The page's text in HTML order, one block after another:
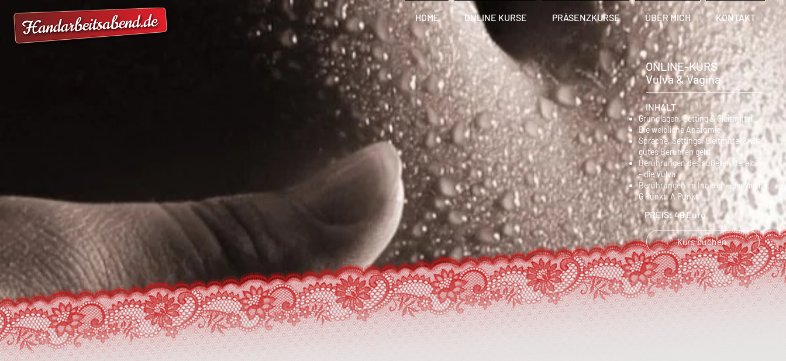
HOME ONLINE KURSE PRÄSENZKURSE ÜBER MICH KONTAKT
ONLINE-KURS
Vulva & Vagina
INHALT
Grundlagen, Setting & Gleitmittel
Die weibliche Anatomie
Sprache, Settings, Gleitmittel & wie
gutes Berühren geht
Berührungen des äußeren Bereiches
– die Vulva
Berührungen im Inneren – die Vagina,
G Punkt, A Punkt
PREIS: 49 Euro
Kurs buchen